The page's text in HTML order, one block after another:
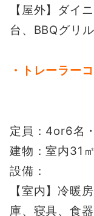
【屋外】ダイ
台、BBQグリ
・トレーラー
定員：4or6名
建物：室内31
設備：
【室内】冷暖
庫、寝具、食